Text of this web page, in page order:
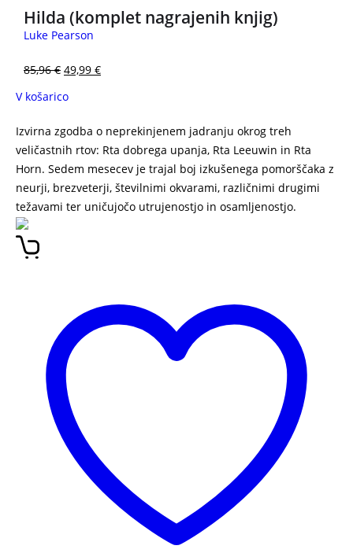
Hilda (komplet nagrajenih knjig)
Luke Pearson
85,96€ 49,99 €
V košarico
Izvirna zgodba o neprekinjenem jadranju okrog treh
veličastnih rtov: Rta dobrega upanja, Rta Leeuwin in Rta
Horn. Sedem mesecev je trajal boj izkušenega pomorščaka z
neurji, brezveterji, številnimi okvarami, različnimi drugimi
težavami ter uničujočo utrujenostjo in osamljenostjo.